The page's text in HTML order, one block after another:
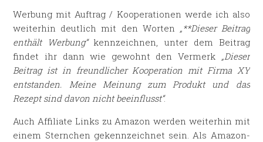
Werbung mit Auftrag / Kooperationen werde ich also
weiterhin deutlich mit den Worten „**Dieser Beitrag
enthält Werbung“kennzeichnen, unter dem Beitrag
findet ihr dann wie gewohnt den Vermerk „Dieser
Beitrag ist in freundlicher Kooperation mit Firma XY
entstanden. Meine Meinung zum Produkt und das
Rezept sind davon nicht beeinflusst“.
Auch Affiliate Links zu Amazon werden weiterhin mit
einem Sternchen gekennzeichnet sein. Als Amazon-